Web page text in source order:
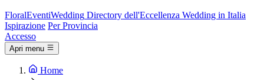
FloralEventiWedding Directory dell'Eccellenza Wedding in Italia
Ispirazione Per Provincia
Accesso
Apri menu
Home